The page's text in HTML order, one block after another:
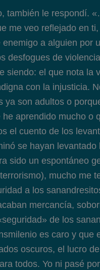
también le respondí.
me veo reflejado en
a alguien por
desfogues de
siendo: el que nota la
con la injusticia.
ya son adultos o
aprendido mucho o
el cuento de los
se hayan
sido un espontáneo
mucho me
a los
mercancía,
de los
es caro y que
oscuros, el lucro
todos. Yo ni pasé